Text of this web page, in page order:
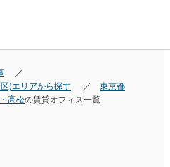
)エリアから探す
東京都
高松の賃貸オフィス一覧